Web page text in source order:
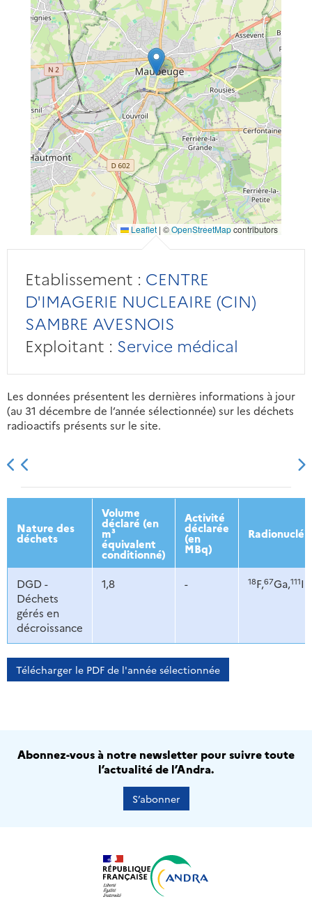
Leaflet | ©OpenStreetMapcontributors
Etablissement : CENTRE
D'IMAGERIE NUCLEAIRE (CIN)
SAMBRE AVESNOIS
Exploitant : Service médical
Les données présentent les dernières informations à jour
(au 31 décembre de l’année sélectionnée) sur les déchets
radioactifs présents sur le site.
2013 2014 2015 2016
Nature des
déchets
Volume
déclaré (en
m³
équivalent
conditionné)
Activité
déclarée
(en
MBq)
DGD -
Déchets
gérés en
décroissance
1,8 - 18F,67Ga,111
Télécharger le PDF de l'année sélectionnée
Abonnez-vous à notre newsletter pour suivre toute
l’actualité de l’Andra.
S’abonner